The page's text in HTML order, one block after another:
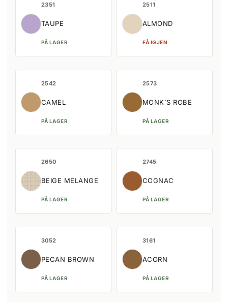
2351
TAUPE
PÅ LAGER
2511
ALMOND
FÅ IGJEN
2542
CAMEL
PÅ LAGER
2573
MONK`S ROBE
PÅ LAGER
2650
BEIGE MELANGE
PÅ LAGER
2745
COGNAC
PÅ LAGER
3052
PECAN BROWN
PÅ LAGER
3161
ACORN
PÅ LAGER